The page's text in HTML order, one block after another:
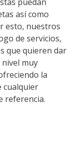
así como
esto, nuestros
de servicios,
que quieren dar
muy
la
cualquier
referencia.